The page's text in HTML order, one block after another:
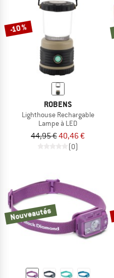
-10 %
ROBENS
Lighthouse Rechargable
Lampe à LED
44,95 €40,46 €
(0)
Nouveautés